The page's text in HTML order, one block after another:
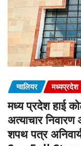
ग्वालियर मध्यप्रदेश
मध्य प्रदेश हाई
अत्याचार
शपथ पत्र